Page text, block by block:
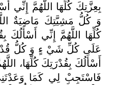
بِعِزَّتِكَ كُلِّهَا اللَّهُمَّ إِنِّي
وَ كُلُّ مَشِيَّتِكَ مَاضِيَةٌ
كُلِّهَا
اللَّهُمَّ إِنِّي أَسْأَلُكَ
عَلَى كُلِّ شَيْ ءٍ وَ كُلُّ
أَسْأَلُكَ بِقُدْرَتِكَ كُلِّهَا،
فَاسْتَجِبْ لِي كَمَا